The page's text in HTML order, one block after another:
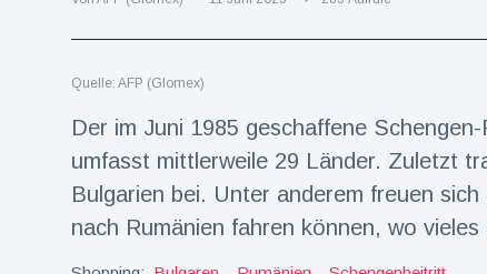
Reisen & Abenteuer (2252)
Neueste
Nachrichten
"Das alte
England":
frustriert
Aufrufe
Quelle: AFP (Glomex)
Der im Juni 1985 geschaffene
umfasst mittlerweile 29 Länder. Zuletzt
Bulgarien bei. Unter anderem freuen
nach Rumänien fahren können, wo